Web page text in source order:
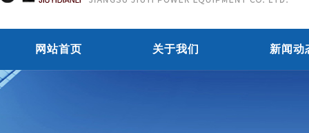
网站首页 关于我们 新闻动